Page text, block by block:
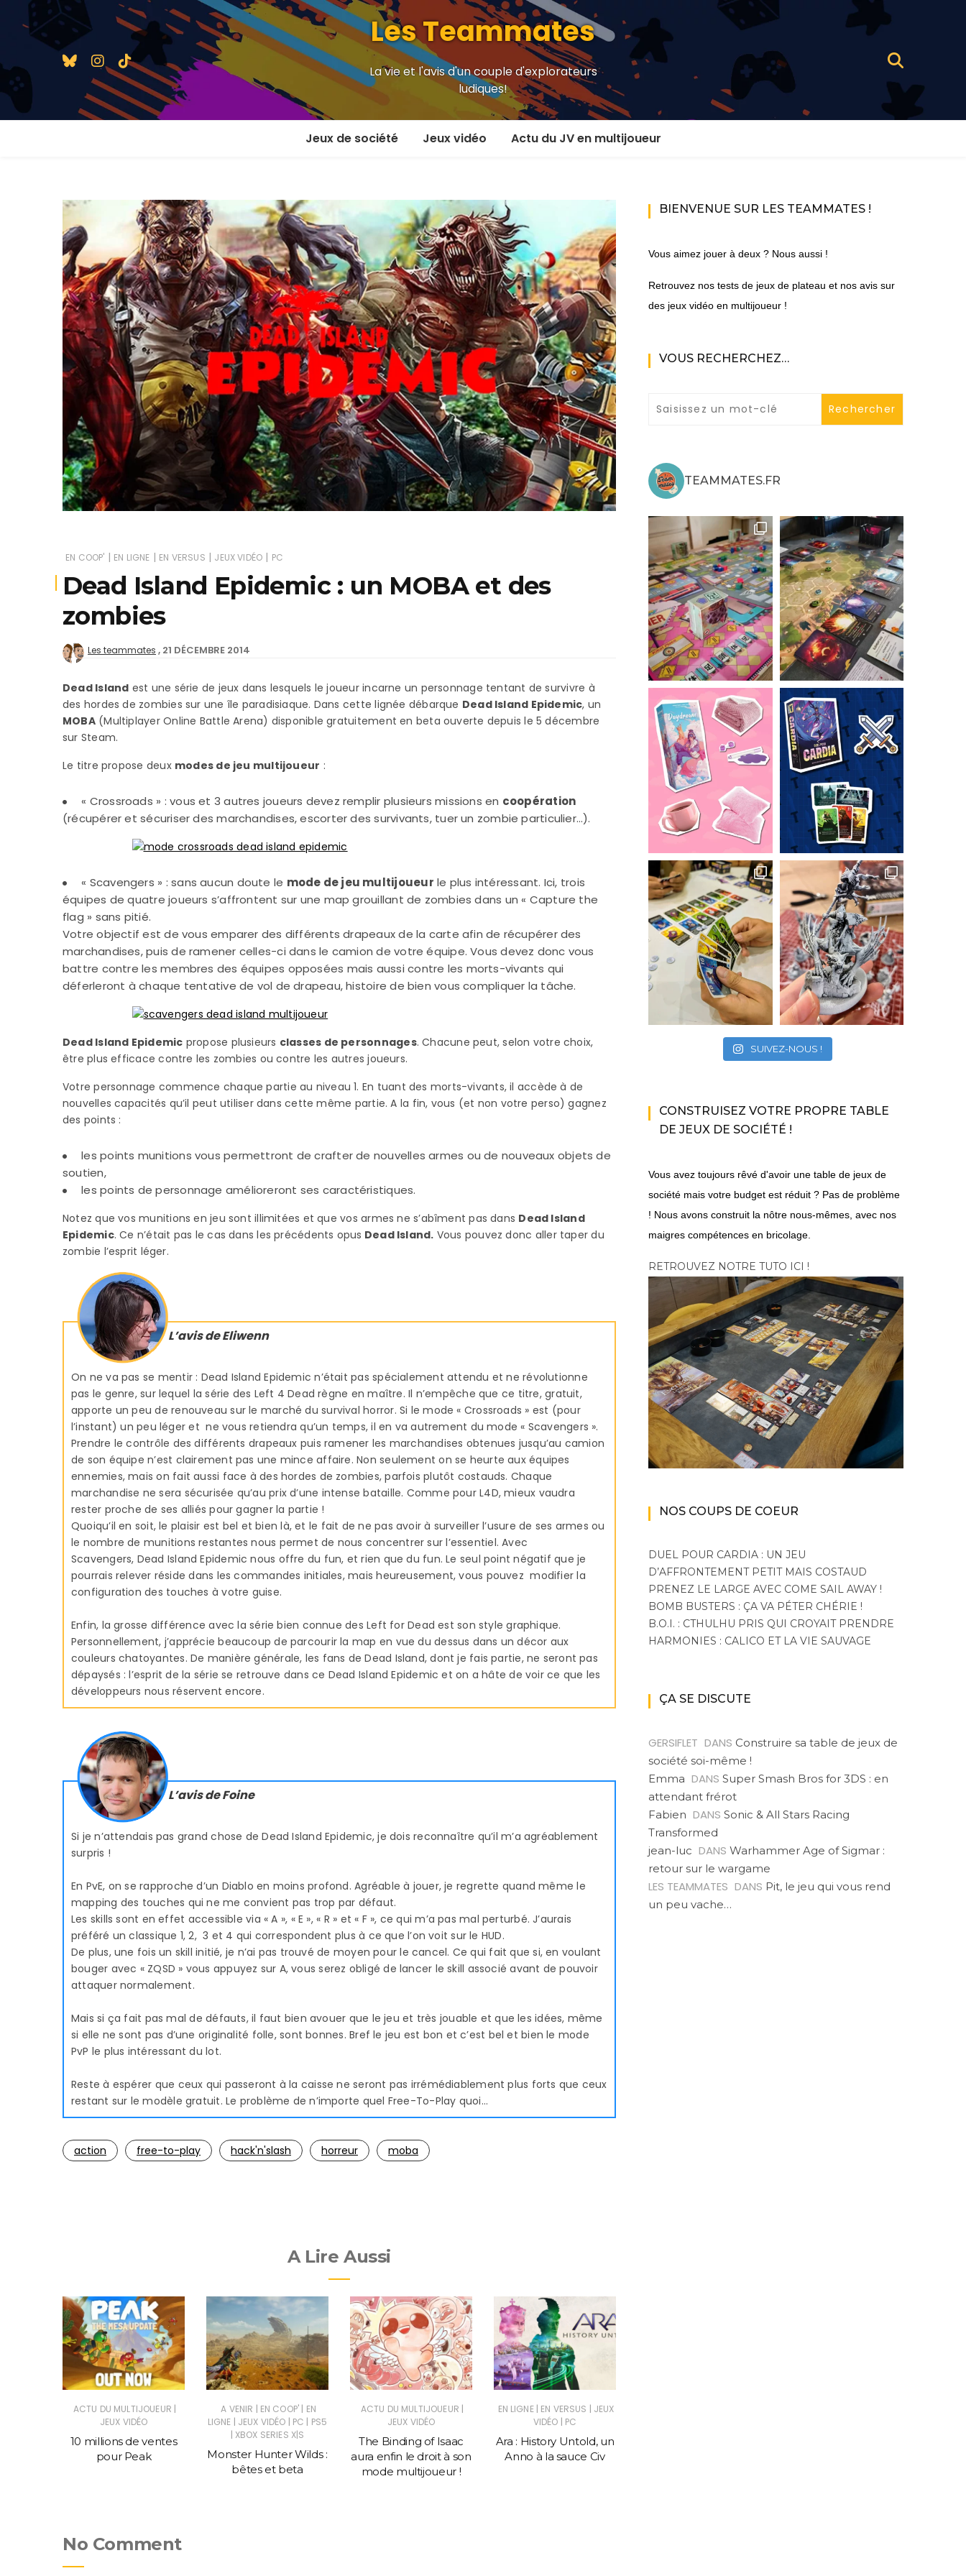
Les Teammates
La vie et l'avis d'un couple d'explorateurs
ludiques!
Jeux de société
2 joueurs
2 joueurs et plus
En coop’
En versus
Jeux Access+
Jeux vidéo
En versus
Local en écran partagé
En ligne
MMORPG
Par plateforme
PC
PS4
PS5
Switch
XBox One
XBox Series X|S
Actu du JV en multijoueur
EN COOP' | EN LIGNE | EN VERSUS | JEUX VIDÉO | PC
Dead Island Epidemic : un MOBA et des
zombies
Les teammates 21 DÉCEMBRE 2014
Dead Island est une série de jeux dans lesquels le joueur incarne un personnage tentant de survivre à
des hordes de zombies sur une île paradisiaque. Dans cette lignée débarque Dead Island Epidemic, un
MOBA(Multiplayer Online Battle Arena) disponible gratuitement en beta ouverte depuis le 5 décembre
sur Steam.
Le titre propose deux modes de jeu multijoueur :
« Crossroads » : vous et 3 autres joueurs devez remplir plusieurs missions en coopération
(récupérer et sécuriser des marchandises, escorter des survivants, tuer un zombie particulier…).
« Scavengers » : sans aucun doute le mode de jeu multijoueur le plus intéressant. Ici, trois
équipes de quatre joueurs s’affrontent sur une map grouillant de zombies dans un « Capture the
flag » sans pitié.
Votre objectif est de vous emparer des différents drapeaux de la carte afin de récupérer des
marchandises, puis de ramener celles-ci dans le camion de votre équipe. Vous devez donc vous
battre contre les membres des équipes opposées mais aussi contre les morts-vivants qui
déferleront à chaque tentative de vol de drapeau, histoire de bien vous compliquer la tâche.
Dead Island Epidemic propose plusieurs classes de personnages. Chacune peut, selon votre choix,
être plus efficace contre les zombies ou contre les autres joueurs.
Votre personnage commence chaque partie au niveau 1. En tuant des morts-vivants, il accède à de
nouvelles capacités qu’il peut utiliser dans cette même partie. A la fin, vous (et non votre perso) gagnez
des points :
les points munitions vous permettront de crafter de nouvelles armes ou de nouveaux objets de
soutien,
les points de personnage amélioreront ses caractéristiques.
Notez que vos munitions en jeu sont illimitées et que vos armes ne s’abîment pas dans Dead Island
Epidemic. Ce n’était pas le cas dans les précédents opus Dead Island. Vous pouvez donc aller taper du
zombie l’esprit léger.
L’avis de Eliwenn
On ne va pas se mentir : Dead Island Epidemic n’était pas spécialement attendu et ne révolutionne
pas le genre, sur lequel la série des Left 4 Dead règne en maître. Il n’empêche que ce titre, gratuit,
apporte un peu de renouveau sur le marché du survival horror. Si le mode « Crossroads » est (pour
l’instant) un peu léger et ne vous retiendra qu’un temps, il en va autrement du mode « Scavengers ».
Prendre le contrôle des différents drapeaux puis ramener les marchandises obtenues jusqu’au camion
de son équipe n’est clairement pas une mince affaire. Non seulement on se heurte aux équipes
ennemies, mais on fait aussi face à des hordes de zombies, parfois plutôt costauds. Chaque
marchandise ne sera sécurisée qu’au prix d’une intense bataille. Comme pour L4D, mieux vaudra
rester proche de ses alliés pour gagner la partie !
Quoiqu’il en soit, le plaisir est bel et bien là, et le fait de ne pas avoir à surveiller l’usure de ses armes ou
le nombre de munitions restantes nous permet de nous concentrer sur l’essentiel. Avec
Scavengers, Dead Island Epidemic nous offre du fun, et rien que du fun. Le seul point négatif que je
pourrais relever réside dans les commandes initiales, mais heureusement, vous pouvez modifier la
configuration des touches à votre guise.
Enfin, la grosse différence avec la série bien connue des Left for Dead est son style graphique.
Personnellement, j’apprécie beaucoup de parcourir la map en vue du dessus dans un décor aux
couleurs chatoyantes. De manière générale, les fans de Dead Island, dont je fais partie, ne seront pas
dépaysés : l’esprit de la série se retrouve dans ce Dead Island Epidemic et on a hâte de voir ce que les
développeurs nous réservent encore.
L’avis de Foine
Si je n’attendais pas grand chose de Dead Island Epidemic, je dois reconnaître qu’il m’a agréablement
surpris !
En PvE, on se rapproche d’un Diablo en moins profond. Agréable à jouer, je regrette quand même le
mapping des touches qui ne me convient pas trop par défaut.
Les skills sont en effet accessible via « A », « E », « R » et « F », ce qui m’a pas mal perturbé. J’aurais
préféré un classique 1, 2, 3 et 4 qui correspondent plus à ce que l’on voit sur le HUD.
De plus, une fois un skill initié, je n’ai pas trouvé de moyen pour le cancel. Ce qui fait que si, en voulant
bouger avec « ZQSD » vous appuyez sur A, vous serez obligé de lancer le skill associé avant de pouvoir
attaquer normalement.
Mais si ça fait pas mal de défauts, il faut bien avouer que le jeu et très jouable et que les idées, même
si elle ne sont pas d’une originalité folle, sont bonnes. Bref le jeu est bon et c’est bel et bien le mode
PvP le plus intéressant du lot.
Reste à espérer que ceux qui passeront à la caisse ne seront pas irrémédiablement plus forts que ceux
restant sur le modèle gratuit. Le problème de n’importe quel Free-To-Play quoi…
action free-to-play hack'n'slash horreur moba
A Lire Aussi
ACTU DU MULTIJOUEUR |
JEUX VIDÉO
10 millions de ventes
pour Peak
A VENIR | EN COOP' | EN
LIGNE | JEUX VIDÉO | PC | PS5
| XBOX SERIES X|S
Monster Hunter Wilds :
bêtes et beta
ACTU DU MULTIJOUEUR |
JEUX VIDÉO
The Binding of Isaac
aura enfin le droit à son
mode multijoueur !
EN LIGNE | EN VERSUS | JEUX
VIDÉO | PC
Ara : History Untold, un
Anno à la sauce Civ
No Comment
BIENVENUE SUR LES TEAMMATES !
Vous aimez jouer à deux ? Nous aussi !
Retrouvez nos tests de jeux de plateau et nos avis sur
des jeux vidéo en multijoueur !
VOUS RECHERCHEZ…
TEAMMATES.FR
SUIVEZ-NOUS !
CONSTRUISEZ VOTRE PROPRE TABLE
DE JEUX DE SOCIÉTÉ !
Vous avez toujours rêvé d'avoir une table de jeux de
société mais votre budget est réduit ? Pas de problème
! Nous avons construit la nôtre nous-mêmes, avec nos
maigres compétences en bricolage.
RETROUVEZ NOTRE TUTO ICI !
NOS COUPS DE COEUR
DUEL POUR CARDIA : UN JEU
D’AFFRONTEMENT PETIT MAIS COSTAUD
PRENEZ LE LARGE AVEC COME SAIL AWAY !
BOMB BUSTERS : ÇA VA PÉTER CHÉRIE !
B.O.I. : CTHULHU PRIS QUI CROYAIT PRENDRE
HARMONIES : CALICO ET LA VIE SAUVAGE
ÇA SE DISCUTE
GERSIFLET DANS Construire sa table de jeux de
société soi-même !
Emma DANS Super Smash Bros for 3DS : en
attendant frérot
Fabien DANS Sonic & All Stars Racing
Transformed
jean-luc DANS Warhammer Age of Sigmar :
retour sur le wargame
LES TEAMMATES DANS Pit, le jeu qui vous rend
un peu vache…